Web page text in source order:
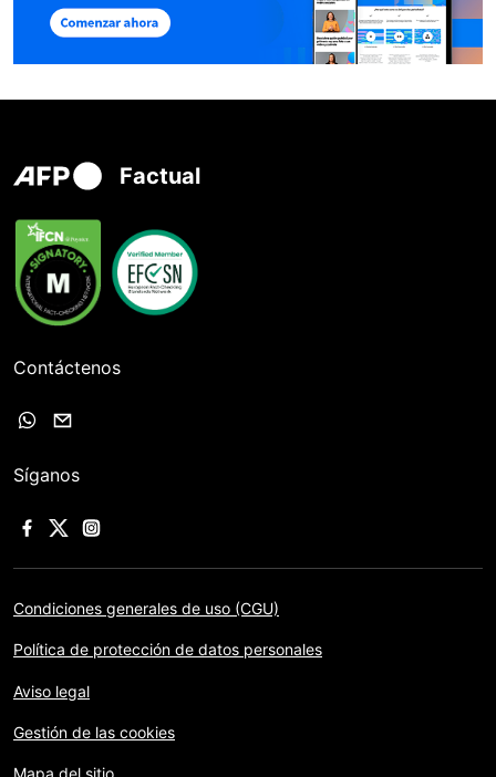
Factual
Contáctenos
Síganos
Condiciones generales de uso (CGU)
Política de protección de datos personales
Aviso legal
Gestión de las cookies
Mapa del sitio